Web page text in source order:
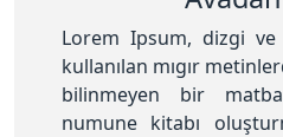
Lorem Ipsum, dizgi ve
kullanılan mıgır
bilinmeyen bir
numune kitabı